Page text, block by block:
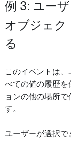
例 3: ユー
オブジェク
る
このイベントは
べての値の履歴を
ョンの他の場所
す。
ユーザーが選択で